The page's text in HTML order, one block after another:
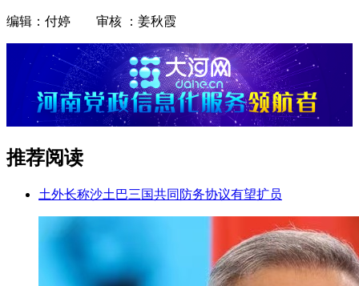
编辑：付婷 审核 ：姜秋霞
推荐阅读
土外长称沙土巴三国共同防务协议有望扩员